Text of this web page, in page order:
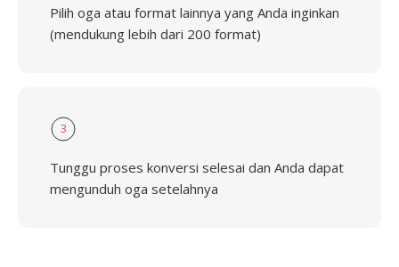
Pilih oga atau format lainnya yang Anda inginkan
(mendukung lebih dari 200 format)
3
Tunggu proses konversi selesai dan Anda dapat
mengunduh oga setelahnya